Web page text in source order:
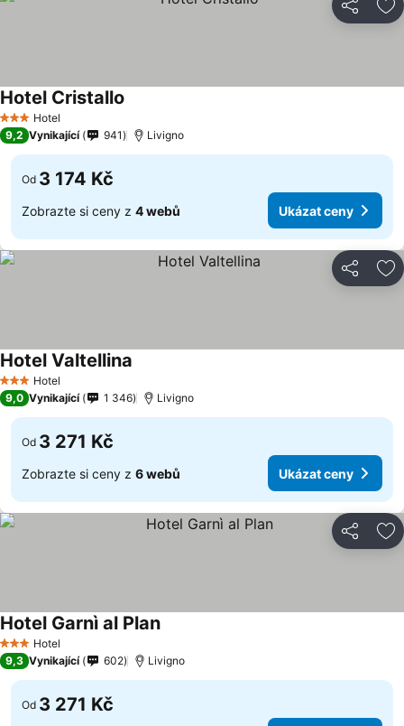
Sdílet
3 Počet hvězdiček
Hotel
Hotel Cristallo
9,2 Vynikající 941 Livigno
Od 3 174 Kč
Zobrazte si ceny z 4 webů Ukázat ceny
Sdílet
3 Počet hvězdiček
Hotel
Hotel Valtellina
9,0 Vynikající 1 346 Livigno
Od 3 271 Kč
Zobrazte si ceny z 6 webů Ukázat ceny
Sdílet
3 Počet hvězdiček
Hotel
Hotel Garnì al Plan
9,3 Vynikající 602 Livigno
Od 3 271 Kč